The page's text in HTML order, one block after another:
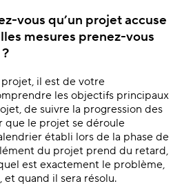
vous qu’un projet accuse
mesures prenez-vous
il est de votre
les objectifs principaux
de suivre la progression des
que le projet se déroule
établi lors de la phase de
du projet prend du retard,
est exactement le problème,
quand il sera résolu.